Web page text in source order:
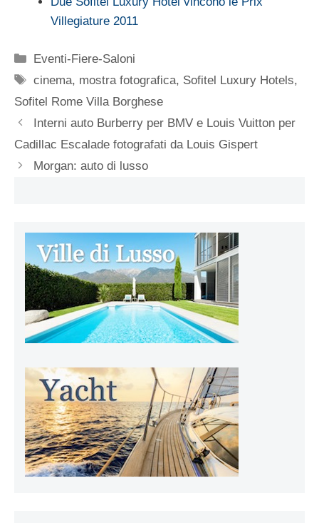
Villegiature 2011
Categorie
Eventi-Fiere-Saloni
Tag
cinema, mostra fotografica, Sofitel Luxury Hotels,
Sofitel Rome Villa Borghese
Interni auto Burberry per BMV e Louis Vuitton per
Cadillac Escalade fotografati da Louis Gispert
Morgan: auto di lusso